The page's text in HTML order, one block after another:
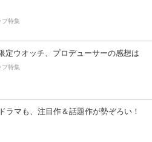
プ特集
定ウオッチ、プロデューサーの感想は
プ特集
ラマも、注目作＆話題作が勢ぞろい！